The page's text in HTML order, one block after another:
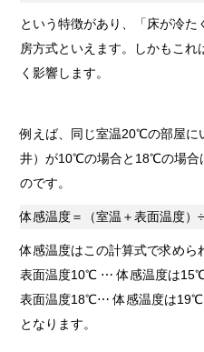
という特徴があり、「床が冷
房方式といえます。しかもこれ
く影響します。
例えば、同じ室温20℃の部屋に
井）が10℃の場合と18℃の場合
のです。
体感温度＝（室温＋表面温度）
体感温度はこの計算式で求め
表面温度10℃ ⋯ 体感温度は15℃
表面温度18℃⋯ 体感温度は19℃
となります。